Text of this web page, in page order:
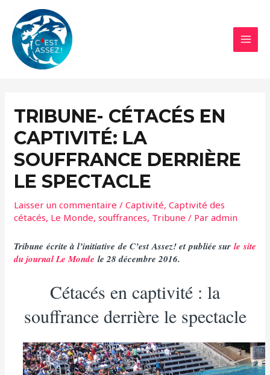
contenu
TRIBUNE- CÉTACÉS EN
CAPTIVITÉ: LA
SOUFFRANCE DERRIÈRE
LE SPECTACLE
Laisser un commentaire /Captivité,Captivité des
cétacés, Le Monde,souffrances, Tribune / Paradmin
Tribune écrite à l’initiative de C’est Assez! et publiée surle site
du journal Le Monde le 28 décembre 2016.
Cétacés en captivité : la
souffrance derrière le spectacle